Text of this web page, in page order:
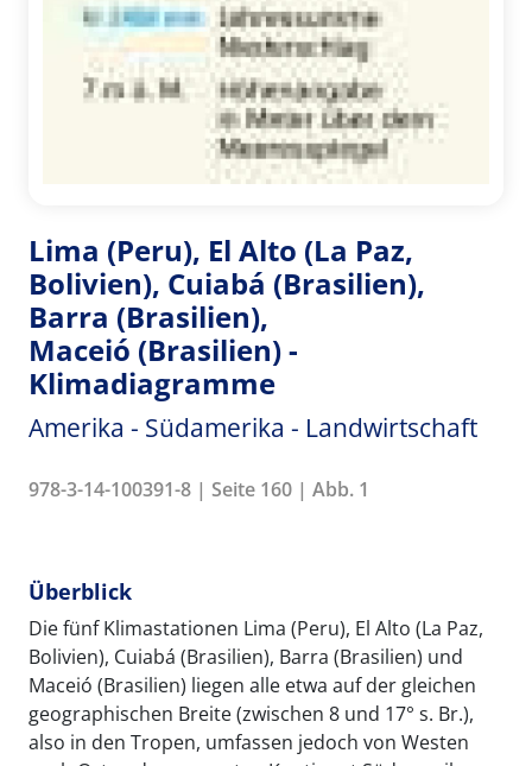
Lima (Peru), El Alto (La Paz,
Bolivien), Cuiabá (Brasilien),
Barra (Brasilien),
Maceió (Brasilien) -
Klimadiagramme
Amerika - Südamerika - Landwirtschaft
978-3-14-100391-8 | Seite 160 | Abb. 1
Überblick
Die fünf Klimastationen Lima (Peru), El Alto (La Paz,
Bolivien), Cuiabá (Brasilien), Barra (Brasilien) und
Maceió (Brasilien) liegen alle etwa auf der gleichen
geographischen Breite (zwischen 8 und 17° s. Br.),
also in den Tropen, umfassen jedoch von Westen